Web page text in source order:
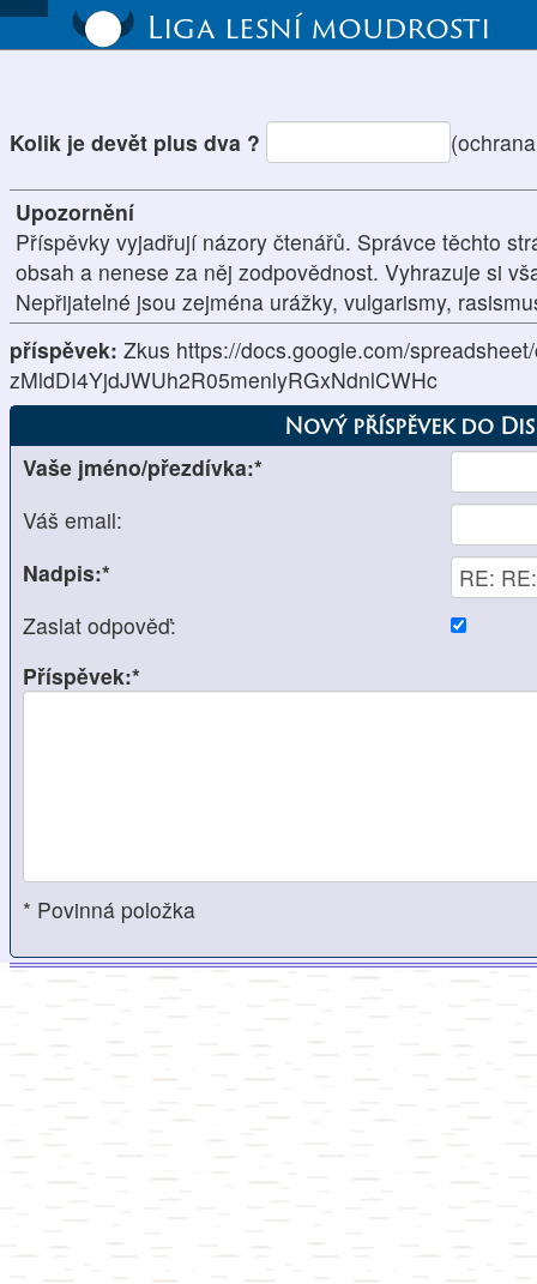
Liga lesní moudrosti
Kolik je devět plus dva ?
Upozornění
Příspěvky vyjadřují názory čtenářů. Správce těchto
obsah a nenese za něj zodpovědnost. Vyhrazuje si
Nepřijatelné jsou zejména urážky, vulgarismy,
příspěvek: Zkus https://docs.google.com/
zMldDI4YjdJWUh2R05menlyRGxNdnlCWHc
Nový příspěvek do
Vaše jméno/přezdívka:*
Váš email:
Nadpis:*
Zaslat odpověď:
Příspěvek:*
* Povinná položka